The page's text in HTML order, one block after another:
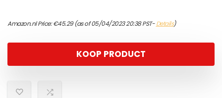
Amazon.nl Price:€45.29(as of 05/04/2023 20:38 PST-Details)
KOOP PRODUCT